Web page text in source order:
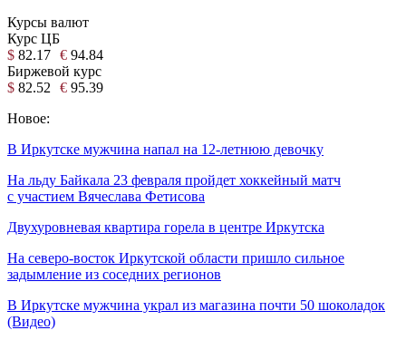
Курсы валют
Курс ЦБ
$ 82.17 € 94.84
Биржевой курс
$ 82.52 € 95.39
Новое:
В Иркутске мужчина напал на 12-летнюю девочку
На льду Байкала 23 февраля пройдет хоккейный матч
с участием Вячеслава Фетисова
Двухуровневая квартира горела в центре Иркутска
На северо-восток Иркутской области пришло сильное
задымление из соседних регионов
В Иркутске мужчина украл из магазина почти 50 шоколадок
(Видео)